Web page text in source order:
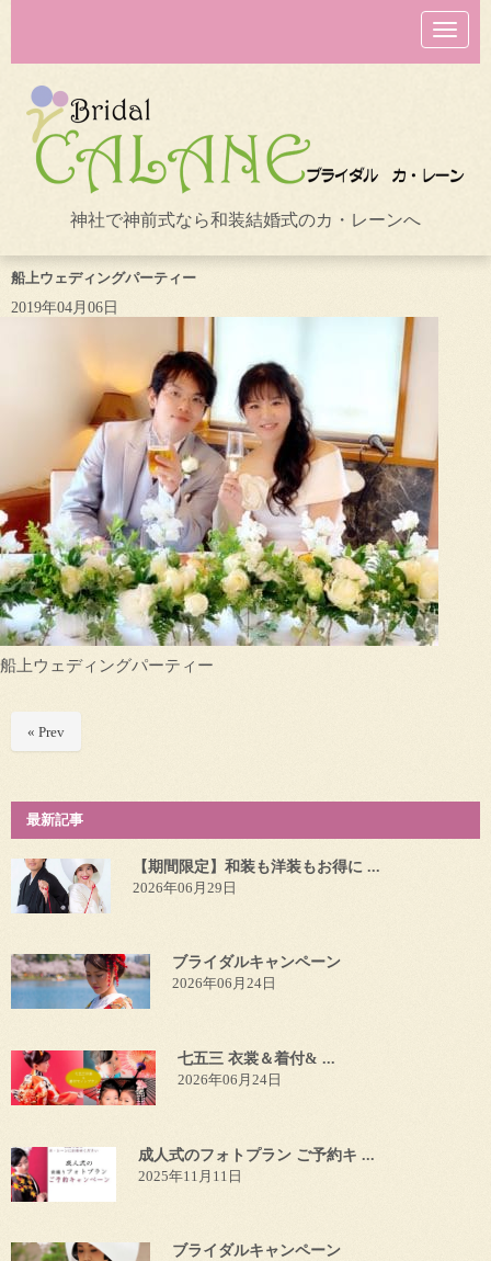
N
a
v
o
n
神社で神前式なら和装結婚式のカ・レーンへ
船上ウェディングパーティー
2019年04月06日
船上ウェディングパーティー
« Prev
最新記事
【期間限定】和装も洋装もお得に ...
2026年06月29日
ブライダルキャンペーン
2026年06月24日
七五三 衣裳＆着付& ...
2026年06月24日
成人式のフォトプラン ご予約キ ...
2025年11月11日
ブライダルキャンペーン